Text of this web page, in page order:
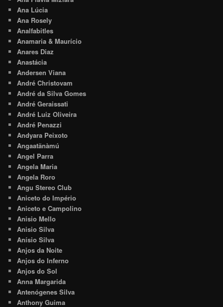
Ana Lúcia
Ana Rosely
Analfabitles
Anamaria & Maurício
Anares Diaz
Anastácia
Andersen Viana
André Christovam
André da Silva Gomes
André Geraissati
André Luiz Oliveira
André Penazzi
Andyara Peixoto
Angaatãnàmú
Angel Parra
Angela Maria
Angela Roro
Angu Stereo Club
Aniceto do Império
Aniceto e Campolino
Anisio Mello
Anisio Silva
Anísio Silva
Anjos da Noite
Anjos do Inferno
Anjos do Sol
Anna Margarida
Antenógenes Silva
Anthony Guima